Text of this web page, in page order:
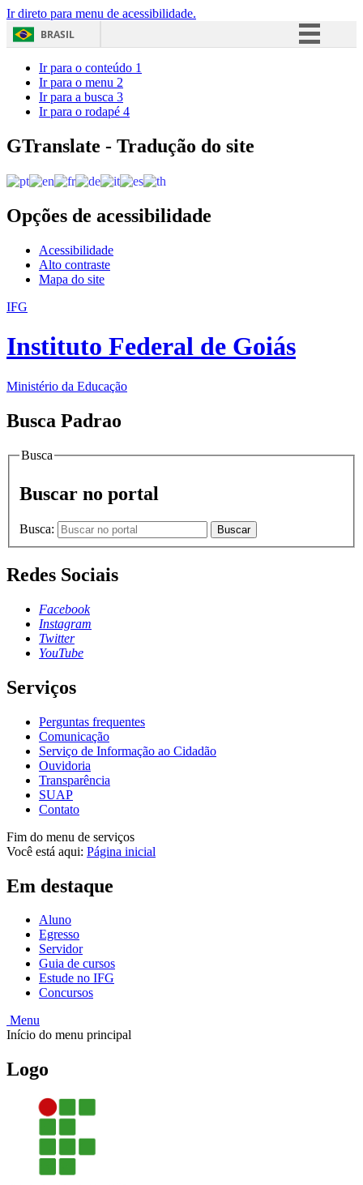
Ir direto para menu de acessibilidade.
BRASIL
Acesso à informação
Ir para o conteúdo 1
Ir para o menu 2
Ir para a busca 3
Ir para o rodapé 4
GTranslate - Tradução do site
Opções de acessibilidade
Acessibilidade
Alto contraste
Mapa do site
IFG
Instituto Federal de Goiás
Ministério da Educação
Busca Padrao
Busca
Buscar no portal
Busca: Buscar
Redes Sociais
Facebook
Instagram
Twitter
YouTube
Serviços
Perguntas frequentes
Comunicação
Serviço de Informação ao Cidadão
Ouvidoria
Transparência
SUAP
Contato
Fim do menu de serviços
Você está aqui: Página inicial
Em destaque
Aluno
Egresso
Servidor
Guia de cursos
Estude no IFG
Concursos
Menu
Início do menu principal
Logo